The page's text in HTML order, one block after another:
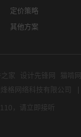
定价策略
其他方案
家 设计先锋网 猫啃网
格网络科技有限公司
，请立即接听